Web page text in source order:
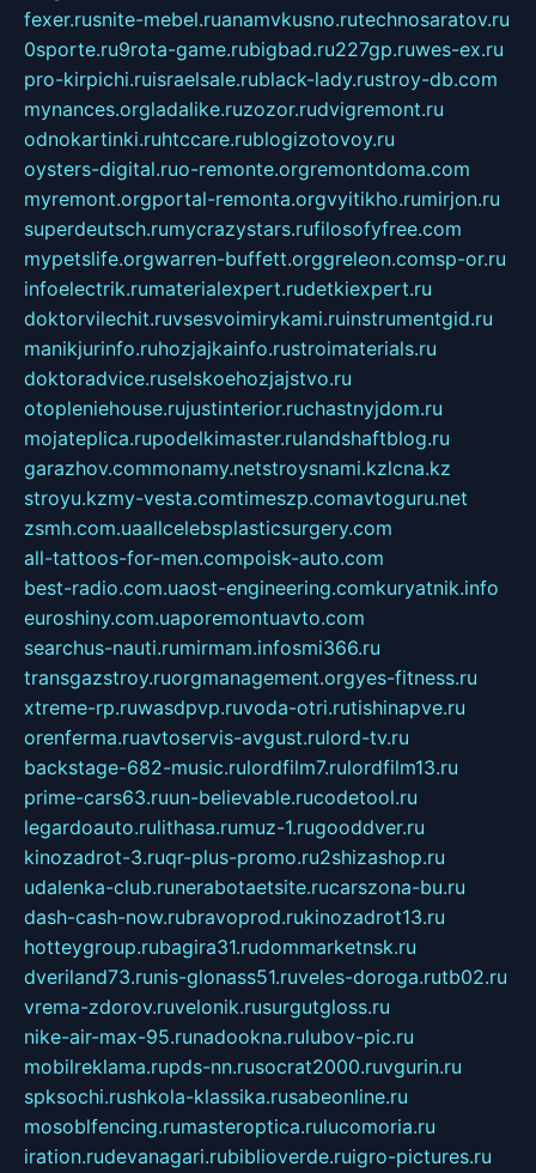
fexer.rusnite-mebel.ruanamvkusno.rutechnosaratov.ru
0sporte.ru9rota-game.rubigbad.ru227gp.ruwes-ex.ru
pro-kirpichi.ruisraelsale.rublack-lady.rustroy-db.com
mynances.orgladalike.ruzozor.rudvigremont.ru
odnokartinki.ruhtccare.rublogizotovoy.ru
oysters-digital.ruo-remonte.orgremontdoma.com
myremont.orgportal-remonta.orgvyitikho.rumirjon.ru
superdeutsch.rumycrazystars.rufilosofyfree.com
mypetslife.orgwarren-buffett.orggreleon.comsp-or.ru
infoelectrik.rumaterialexpert.rudetkiexpert.ru
doktorvilechit.ruvsesvoimirykami.ruinstrumentgid.ru
manikjurinfo.ruhozjajkainfo.rustroimaterials.ru
doktoradvice.ruselskoehozjajstvo.ru
otopleniehouse.rujustinterior.ruchastnyjdom.ru
mojateplica.rupodelkimaster.rulandshaftblog.ru
garazhov.commonamy.netstroysnami.kzlcna.kz
stroyu.kzmy-vesta.comtimeszp.comavtoguru.net
zsmh.com.uaallcelebsplasticsurgery.com
all-tattoos-for-men.compoisk-auto.com
best-radio.com.uaost-engineering.comkuryatnik.info
euroshiny.com.uaporemontuavto.com
searchus-nauti.rumirmam.infosmi366.ru
transgazstroy.ruorgmanagement.orgyes-fitness.ru
xtreme-rp.ruwasdpvp.ruvoda-otri.rutishinapve.ru
orenferma.ruavtoservis-avgust.rulord-tv.ru
backstage-682-music.rulordfilm7.rulordfilm13.ru
prime-cars63.ruun-believable.rucodetool.ru
legardoauto.rulithasa.rumuz-1.rugooddver.ru
kinozadrot-3.ruqr-plus-promo.ru2shizashop.ru
udalenka-club.runerabotaetsite.rucarszona-bu.ru
dash-cash-now.rubravoprod.rukinozadrot13.ru
hotteygroup.rubagira31.rudommarketnsk.ru
dveriland73.runis-glonass51.ruveles-doroga.rutb02.ru
vrema-zdorov.ruvelonik.rusurgutgloss.ru
nike-air-max-95.runadookna.rulubov-pic.ru
mobilreklama.rupds-nn.rusocrat2000.ruvgurin.ru
spksochi.rushkola-klassika.rusabeonline.ru
mosoblfencing.rumasteroptica.rulucomoria.ru
iration.rudevanagari.rubiblioverde.ruigro-pictures.ru